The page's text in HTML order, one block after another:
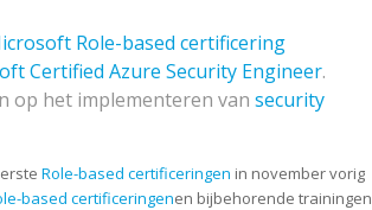
Role-based certificering
Certified Azure Security Engineer.
op het implementeren van security
Role-based certificeringen in november vorig
based certificeringenen bijbehorende trainingen